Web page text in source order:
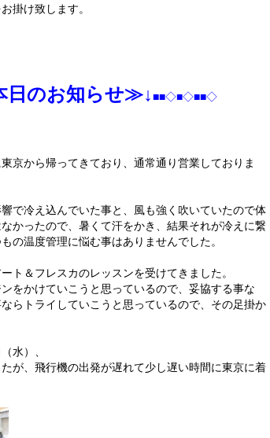
掛け致します。
のお知らせ≫↓■■◇■◇■■◇
京から帰ってきており、通常通り営業しておりま
で冷え込んでいた事と、風も強く吹いていたので体
かったので、暑くて汗をかき、結果それが冷えに繋
の温度管理に悩む事はありませんでした。
ト＆フレスカのレッスンを受けてきました。
をかけていこうと思っているので、妥協する事な
らトライしていこうと思っているので、その足掛か
水）、
が、飛行機の出発が遅れて少し遅い時間に東京に着